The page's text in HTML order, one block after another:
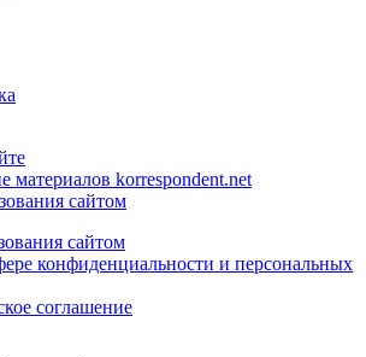
материалов korrespondent.net
сайтом
сайтом
конфиденциальности и персональных
соглашение